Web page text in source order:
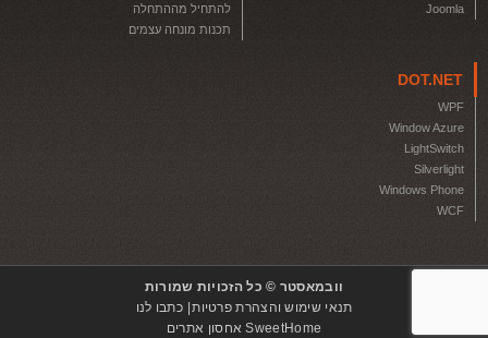
Joomla
להתחיל מההתחלה
תכנות מונחה עצמים
DOT.NET
WPF
Window Azure
LightSwitch
Silverlight
Windows Phone
WCF
וובמאסטר © כל הזכויות שמורות
תנאי שימוש והצהרת פרטיות כתבו לנו
SweetHome אחסון אתרים